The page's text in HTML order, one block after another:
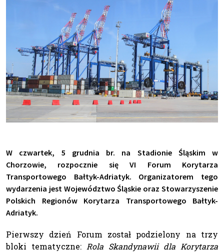
W czwartek, 5 grudnia br. na Stadionie Śląskim w
Chorzowie, rozpocznie się VI Forum Korytarza
Transportowego Bałtyk-Adriatyk. Organizatorem tego
wydarzenia jest Województwo Śląskie oraz Stowarzyszenie
Polskich Regionów Korytarza Transportowego Bałtyk-
Adriatyk.
Pierwszy dzień Forum został podzielony na trzy
bloki tematyczne: Rola Skandynawii dla Korytarza